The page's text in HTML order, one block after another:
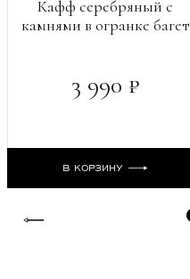
Кафф серебряный с
камнями в огранке багет
3 990 ₽
В КОРЗИНУ